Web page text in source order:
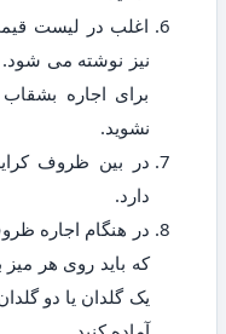
اغلب در لیست
نیز نوشته می شود.
برای اجاره
نشوید.
در بین ظروف
دارد.
در هنگام اجاره
که باید روی هر میز
یک گلدان یا دو